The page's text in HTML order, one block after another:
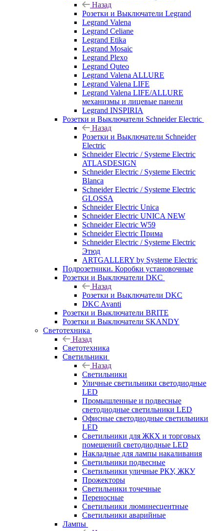
Назад
Розетки и Выключатели Legrand
Legrand Valena
Legrand Celiane
Legrand Etika
Legrand Mosaic
Legrand Plexo
Legrand Quteo
Legrand Valena ALLURE
Legrand Valena LIFE
Legrand Valena LIFE/ALLURE
механизмы и лицевые панели
Legrand INSPIRIA
Розетки и Выключатели Schneider Electric
Назад
Розетки и Выключатели Schneider
Electric
Schneider Electric / Systeme Electric
ATLASDESIGN
Schneider Electric / Systeme Electric
Blanca
Schneider Electric / Systeme Electric
GLOSSA
Schneider Electric Unica
Schneider Electric UNICA NEW
Schneider Electric W59
Schneider Electric Прима
Schneider Electric / Systeme Electric
Этюд
ARTGALLERY by Systeme Electric
Подрозетники. Коробки установочные
Розетки и Выключатели DKC
Назад
Розетки и Выключатели DKC
DKC Avanti
Розетки и Выключатели BRITE
Розетки и Выключатели SKANDY
Светотехника
Назад
Светотехника
Светильники
Назад
Светильники
Уличные светильники светодиодные
LED
Промышленные и подвесные
светодиодные светильники LED
Офисные светодиодные светильники
LED
Светильники для ЖКХ и торговых
помещений светодиодные LED
Накладные для лампы накаливания
Светильники подвесные
Светильники уличные РКУ, ЖКУ
Прожекторы
Cветильники точечные
Переносные
Светильники люминесцентные
Светильники аварийные
Лампы